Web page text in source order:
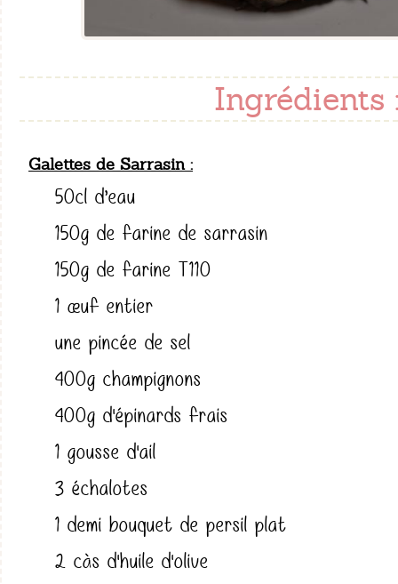
Ingrédients
Galettes de Sarrasin
50cl d’eau
150g de farine de sarrasin
150g de farine T110
1 œuf entier
une pincée de sel
400g champignons
400g d'épinards frais
1 gousse d'ail
3 échalotes
1 demi bouquet de persil plat
2 càs d'huile d'olive